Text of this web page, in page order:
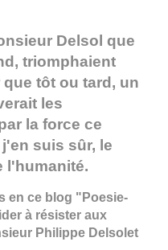
Delsol que
triomphaient
tôt ou tard, un
les
la force ce
j'en suis sûr, le
l'humanité.
en ce blog "Poesie-
à résister aux
Philippe Delsolet